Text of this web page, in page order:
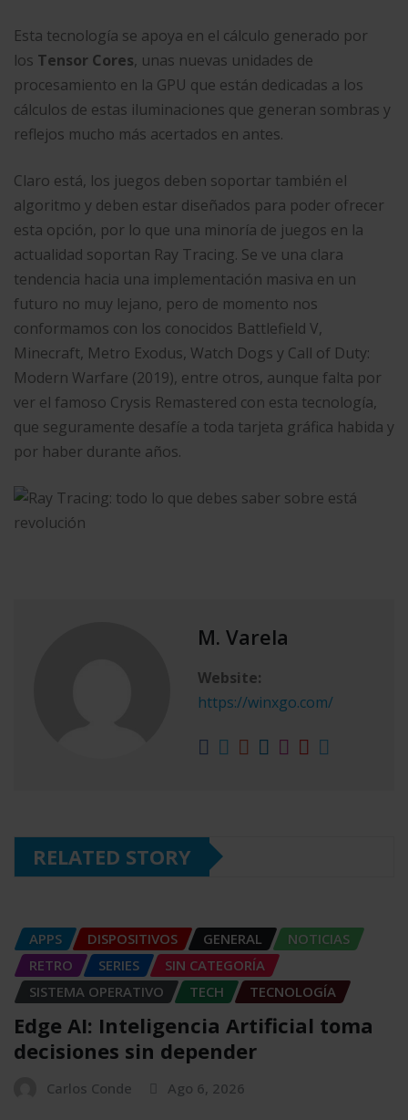
Esta tecnología se apoya en el cálculo generado por
los Tensor Cores, unas nuevas unidades de
procesamiento en la GPU que están dedicadas a los
cálculos de estas iluminaciones que generan sombras y
reflejos mucho más acertados en antes.
Claro está, los juegos deben soportar también el
algoritmo y deben estar diseñados para poder ofrecer
esta opción, por lo que una minoría de juegos en la
actualidad soportan Ray Tracing. Se ve una clara
tendencia hacia una implementación masiva en un
futuro no muy lejano, pero de momento nos
conformamos con los conocidos Battlefield V,
Minecraft, Metro Exodus, Watch Dogs y Call of Duty:
Modern Warfare (2019), entre otros, aunque falta por
ver el famoso Crysis Remastered con esta tecnología,
que seguramente desafíe a toda tarjeta gráfica habida y
por haber durante años.
M. Varela
Website:
https://winxgo.com/
RELATED STORY
APPS DISPOSITIVOS GENERAL
NOTICIAS
RETRO
SERIES
SIN CATEGORÍA
SISTEMA OPERATIVO
TECH TECNOLOGÍA
Edge AI: Inteligencia Artificial toma
decisiones sin depender
Carlos Conde Ago 6, 2026